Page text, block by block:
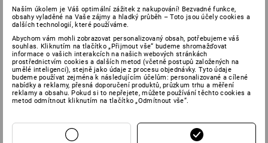
Naším úkolem je Váš optimální zážitek z nakupování! Bezvadné funkce,
obsahy vyladěné na Vaše zájmy a hladký průběh – Toto jsou účely cookies a
dalších technologií, které používáme.
Abychom vám mohli zobrazovat personalizovaný obsah, potřebujeme váš
souhlas. Kliknutím na tlačítko „Přijmout vše“ budeme shromažďovat
informace o vašich interakcích na našich webových stránkách
prostřednictvím cookies a dalších metod (včetně postupů založených na
umělé inteligenci), stejně jako údaje z procesu objednávky. Tyto údaje
budeme používat zejména k následujícím účelům: personalizované a cílené
nabídky a reklamy, přesná doporučení produktů, průzkum trhu a měření
reklamy a obsahu. Pokud si to nepřejete, můžete používání těchto cookies a
metod odmítnout kliknutím na tlačítko „Odmítnout vše“.